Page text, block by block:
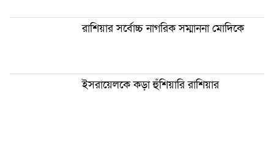
রাশিয়ার সর্বোচ্চ নাগরিক সম্মাননা মোদিকে
ইসরায়েলকে কড়া হুঁশিয়ারি রাশিয়ার